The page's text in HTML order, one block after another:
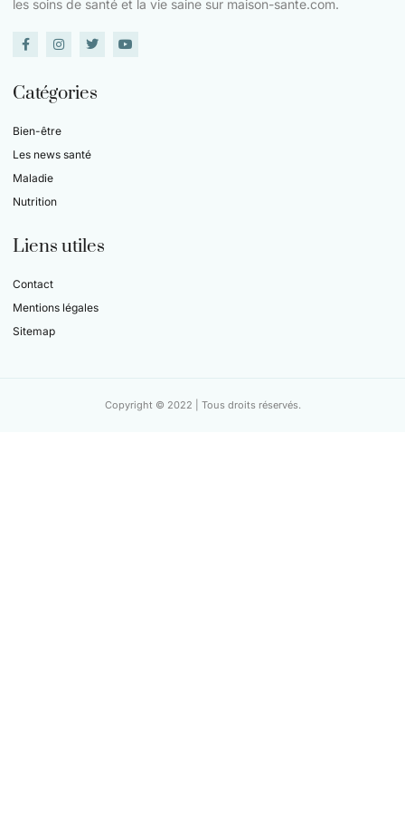
les soins de santé et la vie saine sur maison-sante.com.
Catégories
Bien-être
Les news santé
Maladie
Nutrition
Liens utiles
Contact
Mentions légales
Sitemap
Copyright © 2022 | Tous droits réservés.